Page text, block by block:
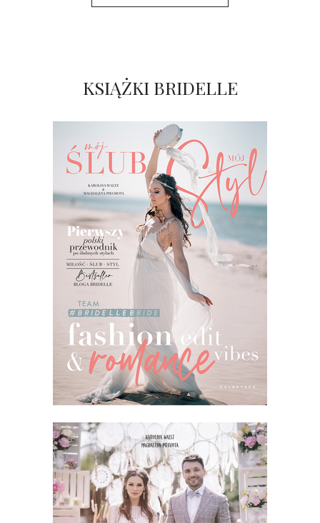
KSIĄŻKI BRIDELLE